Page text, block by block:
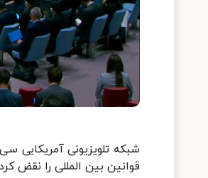
شبکه تلویزیونی آمریکایی
قوانین بین المللی را نقض